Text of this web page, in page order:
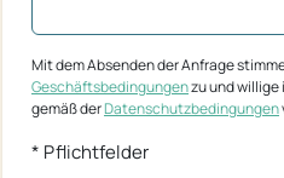
Mit dem Absenden der Anfrage
Geschäftsbedingungenzu und willige
gemäß derDatenschutzbedingungen
* Pflichtfelder